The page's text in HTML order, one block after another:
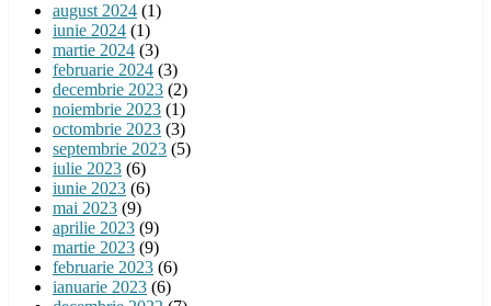
august 2024 (1)
iunie 2024 (1)
martie 2024 (3)
februarie 2024 (3)
decembrie 2023 (2)
noiembrie 2023 (1)
octombrie 2023 (3)
septembrie 2023 (5)
iulie 2023 (6)
iunie 2023 (6)
mai 2023 (9)
aprilie 2023 (9)
martie 2023 (9)
februarie 2023 (6)
ianuarie 2023 (6)